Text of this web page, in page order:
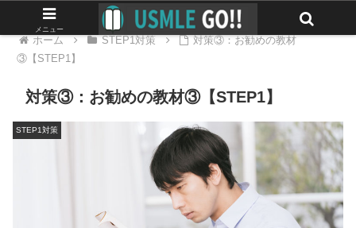
ホーム STEP1対策
対策③：お勧めの教材
③【STEP1】
対策③：お勧めの教材③【STEP1】
STEP1対策
メニュー